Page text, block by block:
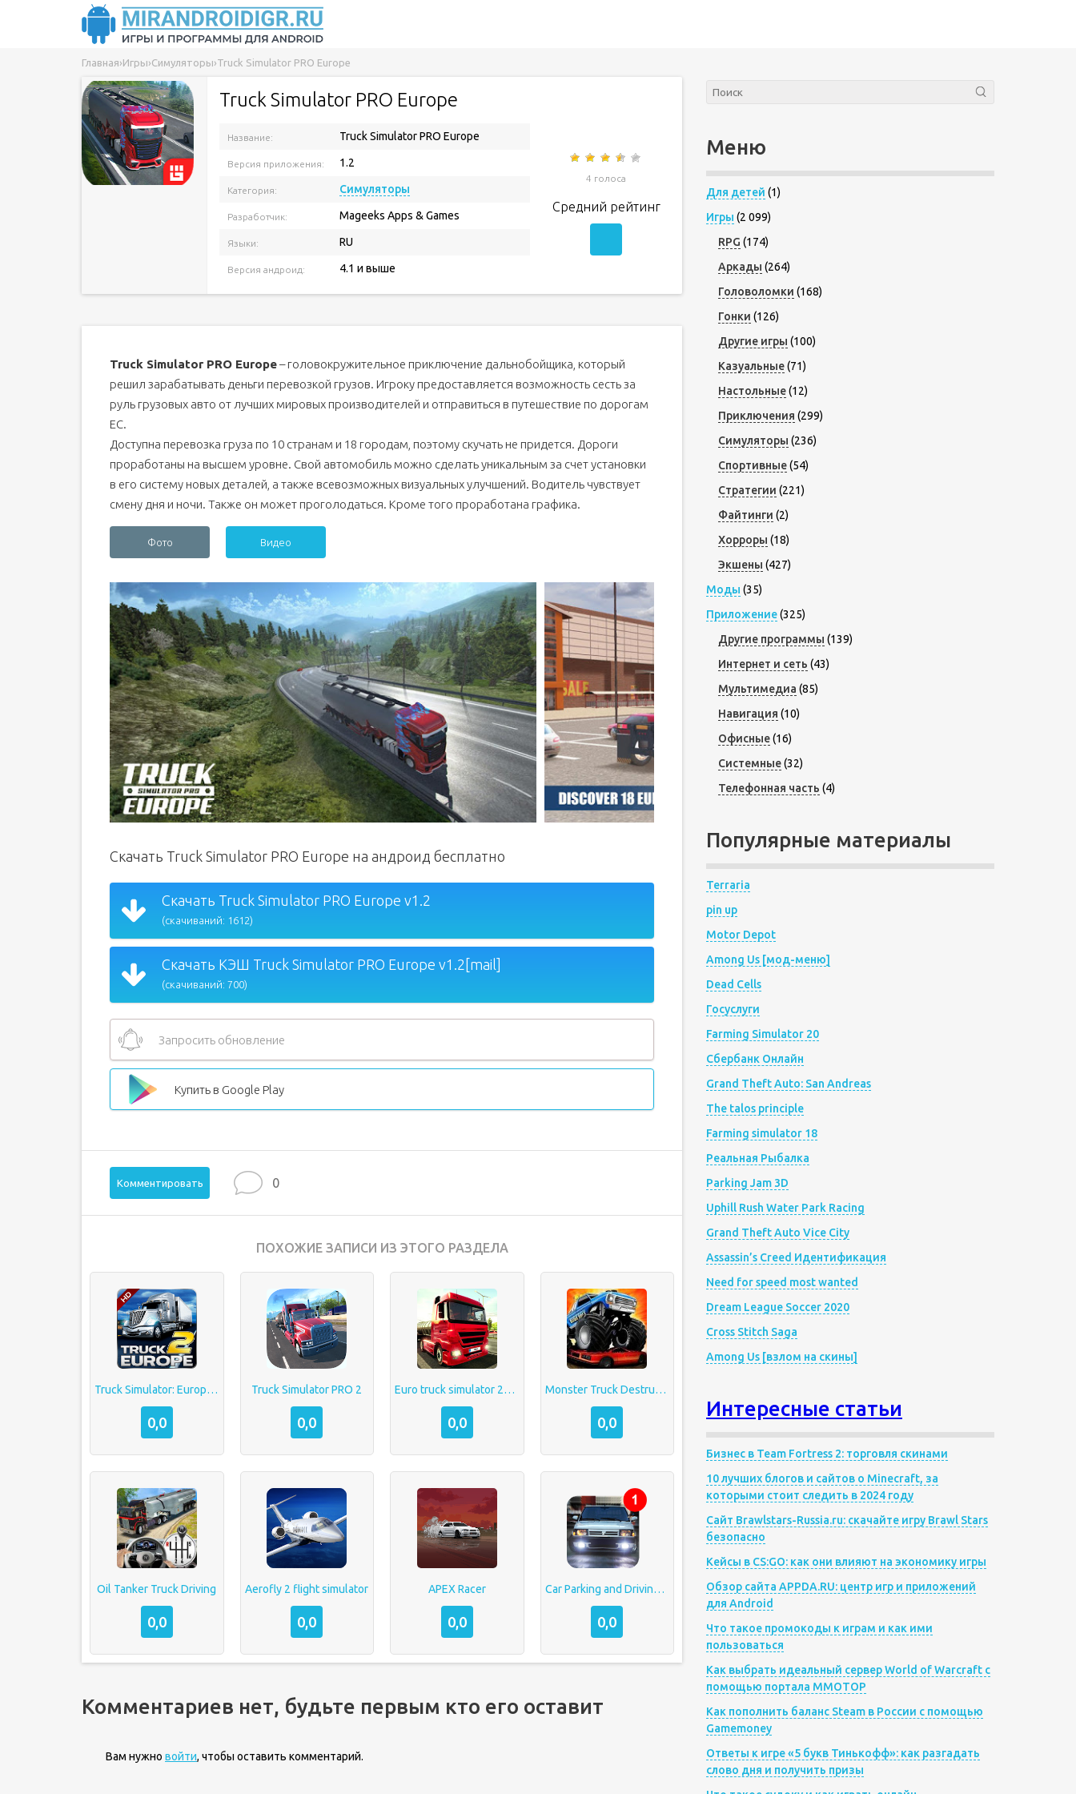
Главная›Игры›Симуляторы›Truck Simulator PRO Europe
Truck Simulator PRO Europe
Название: Truck Simulator PRO Europe
Версия приложения: 1.2
Категория: Симуляторы
Разработчик: Mageeks Apps & Games
Языки: RU
Версия андроид: 4.1 и выше
4 голоса
Средний рейтинг
Truck Simulator PRO Europe– головокружительное приключение дальнобойщика, который
решил зарабатывать деньги перевозкой грузов. Игроку предоставляется возможность сесть за
руль грузовых авто от лучших мировых производителей и отправиться в путешествие по дорогам
ЕС.
Доступна перевозка груза по 10 странам и 18 городам, поэтому скучать не придется. Дороги
проработаны на высшем уровне. Свой автомобиль можно сделать уникальным за счет установки
в его систему новых деталей, а также всевозможных визуальных улучшений. Водитель чувствует
смену дня и ночи. Также он может проголодаться. Кроме того проработана графика.
Фото Видео
Скачать Truck Simulator PRO Europe на андроид бесплатно
Скачать Truck Simulator PRO Europe v1.2
(скачиваний: 1612)
Скачать КЭШ Truck Simulator PRO Europe v1.2[mail]
(скачиваний: 700)
Запросить обновление
Купить в Google Play
Комментировать 0
ПОХОЖИЕ ЗАПИСИ ИЗ ЭТОГО РАЗДЕЛА
Truck Simulator: Europe 2
0,0
Truck Simulator PRO 2
0,0
Euro truck simulator 2018
0,0
Monster Truck Destruction
0,0
Oil Tanker Truck Driving
0,0
Aerofly 2 flight simulator
0,0
APEX Racer
0,0
Car Parking and Driving Simulator
0,0
Комментариев нет, будьте первым кто его оставит
Вам нужно войти, чтобы оставить комментарий.
Меню
Для детей (1)
Игры (2 099)
RPG (174)
Аркады (264)
Головоломки (168)
Гонки (126)
Другие игры (100)
Казуальные(71)
Настольные(12)
Приключения (299)
Симуляторы (236)
Спортивные(54)
Стратегии (221)
Файтинги (2)
Хорроры (18)
Экшены (427)
Моды (35)
Приложение(325)
Другие программы (139)
Интернет и сеть (43)
Мультимедиа (85)
Навигация (10)
Офисные(16)
Системные(32)
Телефонная часть (4)
Популярные материалы
Terraria
pin up
Motor Depot
Among Us [мод-меню]
Dead Cells
Госуслуги
Farming Simulator 20
Сбербанк Онлайн
Grand Theft Auto: San Andreas
The talos principle
Farming simulator 18
Реальная Рыбалка
Parking Jam 3D
Uphill Rush Water Park Racing
Grand Theft Auto Vice City
Assassin’s Creed Идентификация
Need for speed most wanted
Dream League Soccer 2020
Cross Stitch Saga
Among Us [взлом на скины]
Интересные статьи
Бизнес в Team Fortress 2: торговля скинами
10 лучших блогов и сайтов о Minecraft, за
которыми стоит следить в 2024 году
Сайт Brawlstars-Russia.ru: скачайте игру Brawl Stars
безопасно
Кейсы в CS:GO: как они влияют на экономику игры
Обзор сайта APPDA.RU: центр игр и приложений
для Android
Что такое промокоды к играм и как ими
пользоваться
Как выбрать идеальный сервер World of Warcraft с
помощью портала MMOTOP
Как пополнить баланс Steam в России с помощью
Gamemoney
Ответы к игре «5 букв Тинькофф»: как разгадать
слово дня и получить призы